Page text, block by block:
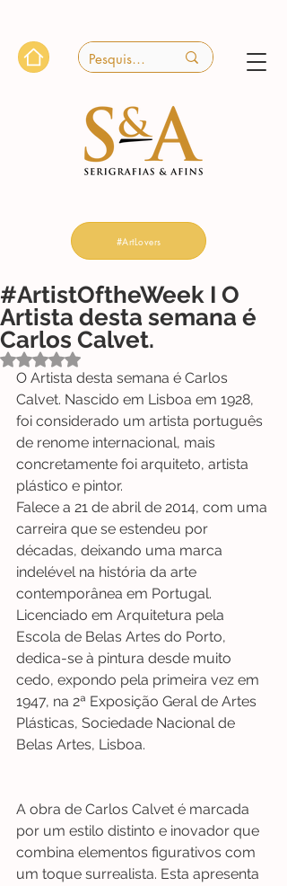
#ArtLovers
#ArtistOftheWeek I O
Artista desta semana é
Carlos Calvet.
Avaliado com NaN de 5 estrelas.
O Artista desta semana é Carlos
Calvet. Nascido em Lisboa em 1928,
foi considerado um artista português
de renome internacional, mais
concretamente foi arquiteto, artista
plástico e pintor.
Falece a 21 de abril de 2014, com uma
carreira que se estendeu por
décadas, deixando uma marca
indelével na história da arte
contemporânea em Portugal.
Licenciado em Arquitetura pela
Escola de Belas Artes do Porto,
dedica-se à pintura desde muito
cedo, expondo pela primeira vez em
1947, na 2ª Exposição Geral de Artes
Plásticas, Sociedade Nacional de
Belas Artes, Lisboa.
A obra de Carlos Calvet é marcada
por um estilo distinto e inovador que
combina elementos figurativos com
um toque surrealista. Esta apresenta